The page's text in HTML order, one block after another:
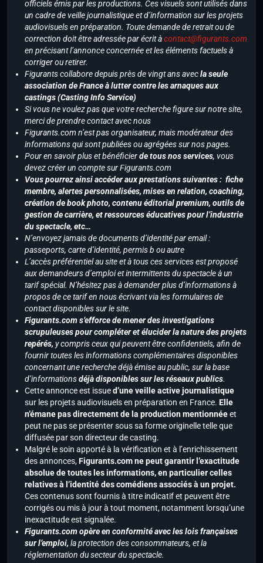
officiels émis par les productions. Ces visuels sont utilisés dans
un cadre de veille journalistique et d’information sur les projets
audiovisuels en préparation. Toute demande de retrait ou de
correction doit être adressée par écrit àcontact@figurants.com
en précisant l’annonce concernée et les éléments factuels à
corriger ou retirer.
Figurants collabore depuis près de vingt ans avecla seule
association de France à lutter contre les arnaques aux
castings (Casting Info Service)
Si vous ne voulez pas que votre recherche figure sur notre site,
merci de prendre contact avec nous
Figurants.com n’est pas organisateur, mais modérateur des
informations qui sont publiées ou agrégées sur nos pages.
Pour en savoir plus et bénéficierde tous nos services, vous
devez créer un compte sur Figurants.com
Vous pourrez ainsi accéder aux prestations suivantes : fiche
membre, alertes personnalisées, mises en relation, coaching,
création de book photo, contenu éditorial premium, outils de
gestion de carrière, et ressources éducatives pour l’industrie
du spectacle, etc…
N’envoyez jamais de documents d’identité par email :
passeports, carte d’identité, permis b ou autre
L’accès préférentiel au site et à tous ces services est proposé
aux demandeurs d’emploi et intermittents du spectacle à un
tarif spécial. N’hésitez pas à demander plus d’informations à
propos de ce tarif en nous écrivant via les formulaires de
contact disponibles sur le site.
Figurants.com s’efforce de mener des investigations
scrupuleuses pour compléter et élucider la nature des projets
repérés, y compris ceux qui peuvent être confidentiels, afin de
fournir toutes les informations complémentaires disponibles
concernant une recherche déjà émise au public, sur la base
d’informationsdéjà disponibles sur les réseaux publics.
Cette annonce est issued’une veille active journalistique
sur les projets audiovisuels en préparation en France. Elle
n’émane pas directement de la production mentionnéeet
peut ne pas se présenter sous sa forme originelle telle que
diffusée par son directeur de casting.
Malgré le soin apporté à la vérification et à l’enrichissement
des annonces,Figurants.com ne peut garantir l’exactitude
absolue de toutes les informations, en particulier celles
relatives à l’identité des comédiens associés à un projet.
Ces contenus sont fournis à titre indicatif et peuvent être
corrigés ou mis à jour à tout moment, notamment lorsqu’une
inexactitude est signalée.
Figurants.com opère en conformité avec les lois françaises
sur l’emploi, la protection des consommateurs, et la
réglementation du secteur du spectacle.